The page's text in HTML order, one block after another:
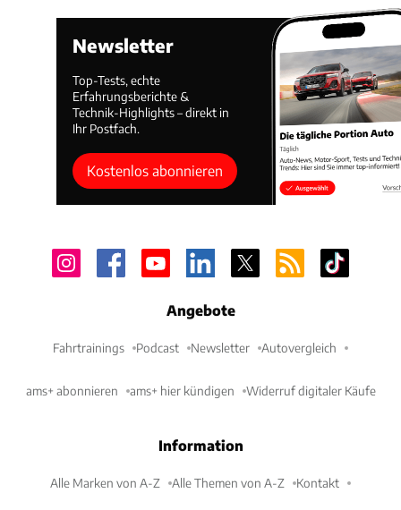
Newsletter
Top-Tests, echte
Erfahrungsberichte &
Technik-Highlights – direkt in
Ihr Postfach.
Kostenlos abonnieren
Angebote
Fahrtrainings Podcast Newsletter Autovergleich
ams+ abonnieren ams+ hier kündigen Widerruf digitaler Käufe
Information
Alle Marken von A-Z Alle Themen von A-Z Kontakt